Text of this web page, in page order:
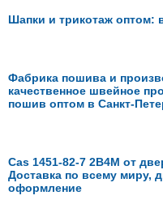
Шапки и трикотаж оптом:
Фабрика пошива и
качественное швейное
пошив оптом в Санкт-
Cas 1451-82-7 2B4M от
Доставка по всему миру,
оформление